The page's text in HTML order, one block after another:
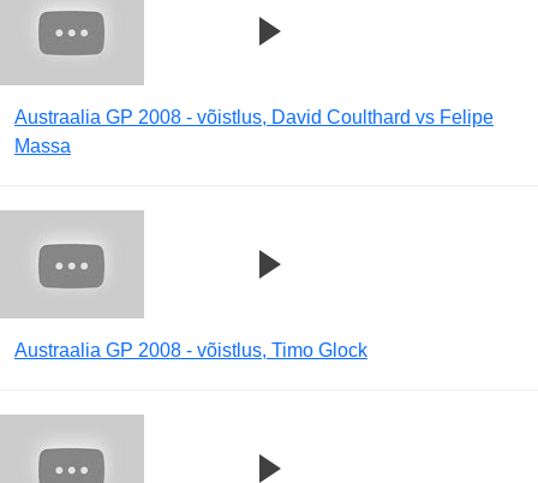
Austraalia GP 2008 - võistlus, David Coulthard vs Felipe
Massa
Austraalia GP 2008 - võistlus, Timo Glock